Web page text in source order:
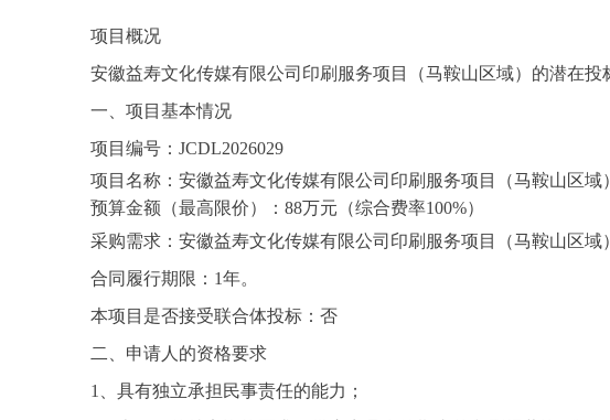
项目概况
安徽益寿文化传媒有限公司印刷服务项目（马鞍山区域） 的潜在投
一、项目基本情况
项目编号： JCDL2026029
项目名称： 安徽益寿文化传媒有限公司印刷服务项目（马鞍山区域）
预算金额（最高限价）： 88万元（综合费率100%）
采购需求： 安徽益寿文化传媒有限公司印刷服务项目（马鞍山区域）
合同履行期限： 1年。
本项目是否接受联合体投标：否
二、申请人的资格要求
1、具有独立承担民事责任的能力；